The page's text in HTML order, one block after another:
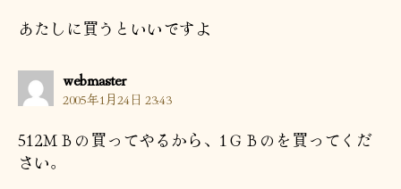
あたしに買うといいですよ
webmasterの
発
言:
2005年1月24日 23:43
512ＭＢの買ってやるから、1ＧＢのを買ってくだ
さい。